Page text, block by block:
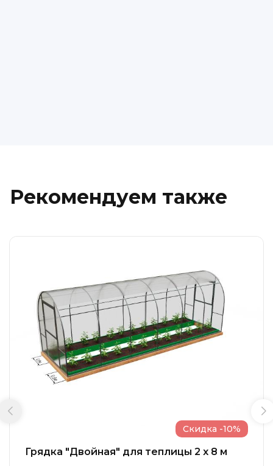
Рекомендуем также
Грядка "Двойная" для теплицы 2 x 8 м
Скидка -10%